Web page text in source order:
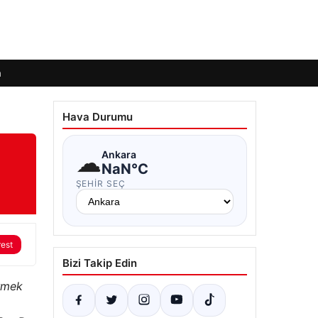
Hava Durumu
☁Ankara
NaN°C
ŞEHIR SEÇ
Bizi Takip Edin